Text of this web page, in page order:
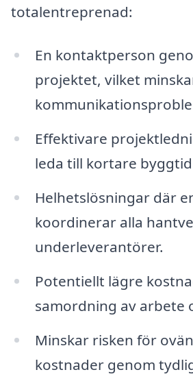
totalentreprenad:
En kontaktperson
projektet, vilket
Effektivare
leda till kortare
Helhetslösningar där
koordinerar alla
underleverantörer.
Potentiellt lägre
samordning av arbete
Minskar risken för
kostnader genom